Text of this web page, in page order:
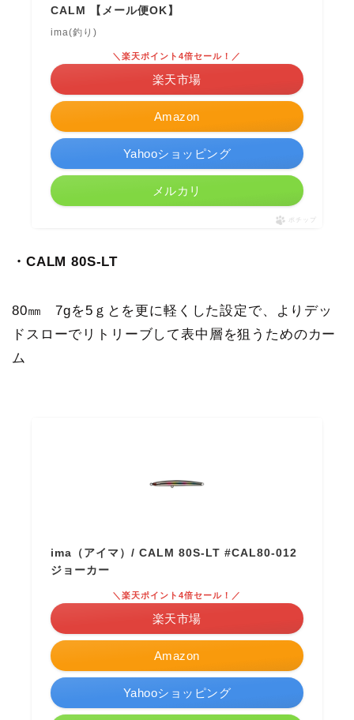
CALM 【メール便OK】
ima(釣り)
Amazon
＼楽天ポイント4倍セール！／
楽天市場
Yahooショッピング
メルカリ
ポチップ
・CALM 80S-LT
80㎜ 7gを5ｇとを更に軽くした設定で、よりデッ
ドスローでリトリーブして表中層を狙うためのカー
ム
ima（アイマ）/ CALM 80S-LT #CAL80-012
ジョーカー
Amazon
＼楽天ポイント4倍セール！／
楽天市場
Yahooショッピング